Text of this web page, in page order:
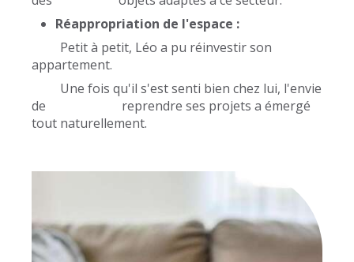
Réappropriation de l'espace :
Petit à petit, Léo a pu réinvestir son
appartement.
Une fois qu'il s'est senti bien chez lui, l'envie
de reprendre ses projets a émergé
tout naturellement.